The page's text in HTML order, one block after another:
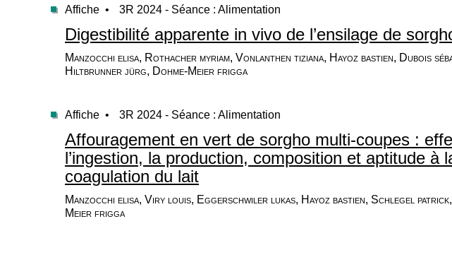
Affiche • 3R 2024 - Séance : Alimentation
Digestibilité apparente in vivo de l’ensilage de
Manzocchi elisa, Rothacher myriam, Vonlanthen tiziana, Hayoz bastien, Dubois
Hiltbrunner jürg, Dohme-Meier frigga
Affiche • 3R 2024 - Séance : Alimentation
Affouragement en vert de sorgho multi-coupes :
l’ingestion, la production, composition et aptitude à
coagulation du lait
Manzocchi elisa, Viry louis, Eggerschwiler lukas, Hayoz bastien, Schlegel patrick,
Meier frigga